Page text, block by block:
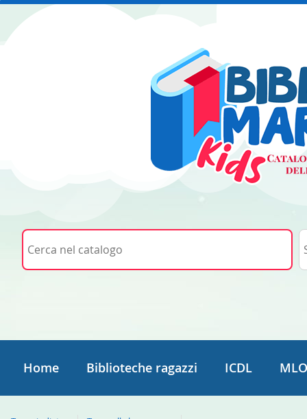
Cerca su "Cerca nel catalogo"
Home Biblioteche ragazzi ICDL